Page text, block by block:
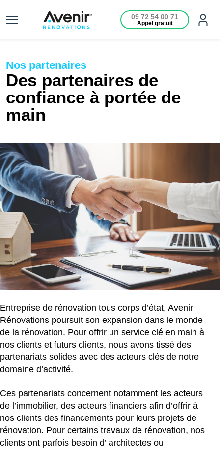
09 72 54 00 71
Appel gratuit
Nos partenaires
Des partenaires de
confiance à portée de
main
Entreprise de rénovation tous corps d’état, Avenir
Rénovations poursuit son expansion dans le monde
de la rénovation. Pour offrir un service clé en main à
nos clients et futurs clients, nous avons tissé des
partenariats solides avec des acteurs clés de notre
domaine d’activité.
Ces partenariats concernent notamment les acteurs
de l’immobilier, des acteurs financiers afin d’offrir à
nos clients des financements pour leurs projets de
rénovation. Pour certains travaux de rénovation, nos
clients ont parfois besoin d’ architectes ou